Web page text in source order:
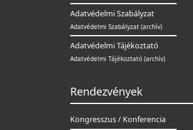
Adatvédelmi Szabályzat
Adatvédelmi Szabályzat (archív)
Adatvédelmi Tájékoztató
Adatvédelmi Tájékoztató (archív)
Rendezvények
Kongresszus / Konferencia